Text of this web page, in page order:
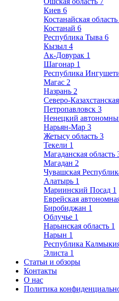
Киев 6
Костанайская область
Костанай 6
Республика Тыва 6
Кызыл 4
Ак-Довурак 1
Шагонар 1
Республика
Магас 2
Назрань 2
Северо-
Петропавловск 3
Ненецкий
Нарьян-Мар 3
Жетысу область 3
Текели 1
Магаданская область
Магадан 2
Чувашская
Алатырь 1
Мариинский Посад 1
Еврейская
Биробиджан 1
Облучье 1
Нарынская область 1
Нарын 1
Республика
Элиста 1
Статьи и обзоры
Контакты
О нас
Политика